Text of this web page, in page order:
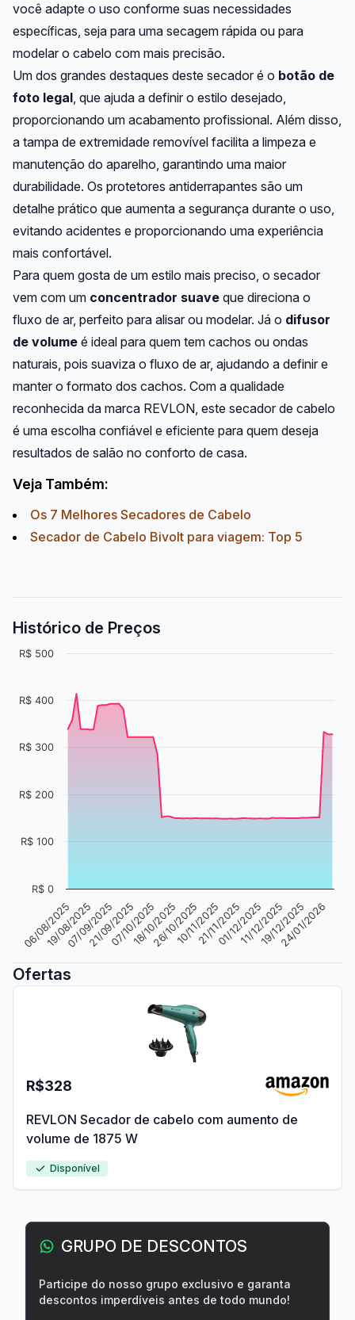
você adapte o uso conforme suas necessidades
específicas, seja para uma secagem rápida ou para
modelar o cabelo com mais precisão.
Um dos grandes destaques deste secador é o botão de
foto legal, que ajuda a definir o estilo desejado,
proporcionando um acabamento profissional. Além disso,
a tampa de extremidade removível facilita a limpeza e
manutenção do aparelho, garantindo uma maior
durabilidade. Os protetores antiderrapantes são um
detalhe prático que aumenta a segurança durante o uso,
evitando acidentes e proporcionando uma experiência
mais confortável.
Para quem gosta de um estilo mais preciso, o secador
vem com um concentrador suave que direciona o
fluxo de ar, perfeito para alisar ou modelar. Já o difusor
de volume é ideal para quem tem cachos ou ondas
naturais, pois suaviza o fluxo de ar, ajudando a definir e
manter o formato dos cachos. Com a qualidade
reconhecida da marca REVLON, este secador de cabelo
é uma escolha confiável e eficiente para quem deseja
resultados de salão no conforto de casa.
Veja Também:
Os 7 Melhores Secadores de Cabelo
Secador de Cabelo Bivolt para viagem: Top 5
Histórico de Preços
06/08/2025
19/08/2025
07/09/2025
21/09/2025
07/10/2025
18/10/2025
26/10/2025
10/11/2025
21/11/2025
01/12/2025
11/12/2025
19/12/2025
24/01/2026
R$ 0
R$ 100
R$ 200
R$ 300
R$ 400
R$ 500
Ofertas
R$328
REVLON Secador de cabelo com aumento de
volume de 1875 W
Disponível
GRUPO DE DESCONTOS
Participe do nosso grupo exclusivo e garanta
descontos imperdíveis antes de todo mundo!